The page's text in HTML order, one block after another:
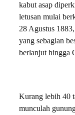
kabut asap
letusan mulai
28 Agustus
yang sebagian
berlanjut hingga
Kurang lebih 40
munculah